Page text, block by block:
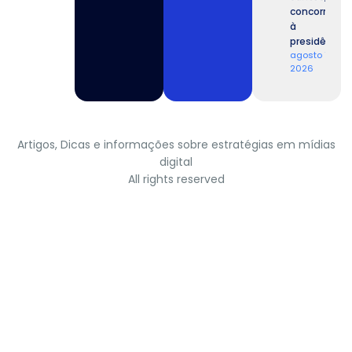
concorrente
à
presidência.
agosto 7,
2026
Artigos, Dicas e informações sobre estratégias em mídias
digital
All rights reserved